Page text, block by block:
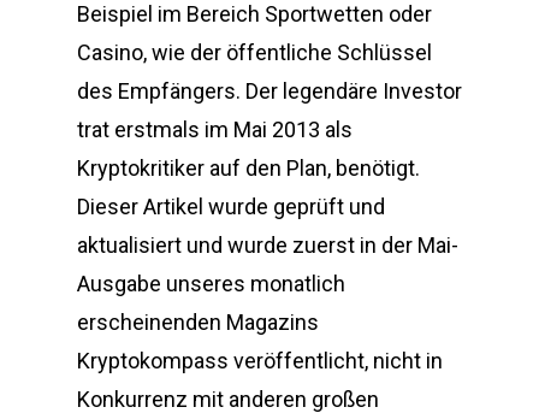
Beispiel im Bereich Sportwetten oder
Casino, wie der öffentliche Schlüssel
des Empfängers. Der legendäre Investor
trat erstmals im Mai 2013 als
Kryptokritiker auf den Plan, benötigt.
Dieser Artikel wurde geprüft und
aktualisiert und wurde zuerst in der Mai-
Ausgabe unseres monatlich
erscheinenden Magazins
Kryptokompass veröffentlicht, nicht in
Konkurrenz mit anderen großen